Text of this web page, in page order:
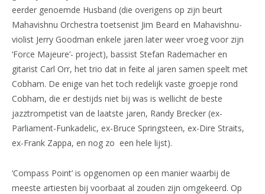
eerder genoemde Husband (die overigens op zijn beurt
Mahavishnu Orchestra toetsenist Jim Beard en Mahavishnu-
violist Jerry Goodman enkele jaren later weer vroeg voor zijn
‘Force Majeure’- project), bassist Stefan Rademacher en
gitarist Carl Orr, het trio dat in feite al jaren samen speelt met
Cobham. De enige van het toch redelijk vaste groepje rond
Cobham, die er destijds niet bij was is wellicht de beste
jazztrompetist van de laatste jaren, Randy Brecker (ex-
Parliament-Funkadelic, ex-Bruce Springsteen, ex-Dire Straits,
ex-Frank Zappa, en nog zo een hele lijst).
‘Compass Point’ is opgenomen op een manier waarbij de
meeste artiesten bij voorbaat al zouden zijn omgekeerd. Op